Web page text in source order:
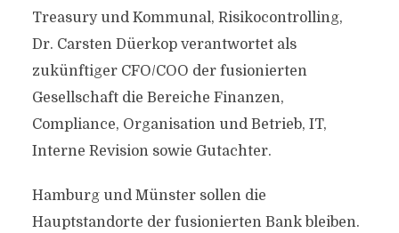
Treasury und Kommunal, Risikocontrolling,
Dr. Carsten Düerkop verantwortet als
zukünftiger CFO/COO der fusionierten
Gesellschaft die Bereiche Finanzen,
Compliance, Organisation und Betrieb, IT,
Interne Revision sowie Gutachter.
Hamburg und Münster sollen die
Hauptstandorte der fusionierten Bank bleiben.